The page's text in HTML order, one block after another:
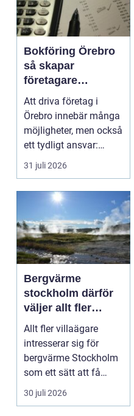
Bokföring Örebro
så skapar
företagare
tryggare ekonomi
Att driva företag i
Örebro innebär många
möjligheter, men också
ett tydligt ansvar:
ekonomin måste v...
31 juli 2026
Bergvärme
stockholm därför
väljer allt fler
denna
uppvärmning
Allt fler villaägare
intresserar sig för
bergvärme Stockholm
som ett sätt att få
lägre uppvärmningsk...
30 juli 2026